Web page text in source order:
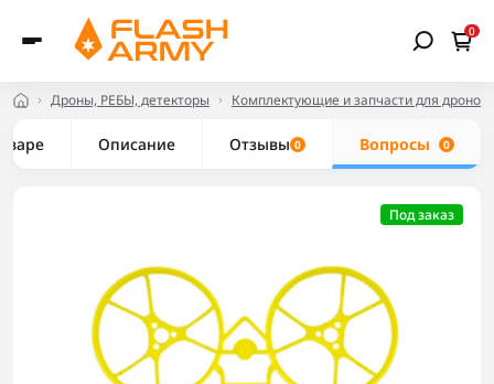
0
Дроны, РЕБЫ, детекторы Комплектующие и запчасти для дронов
Описание Отзывы 0 Вопросы 0
Под заказ